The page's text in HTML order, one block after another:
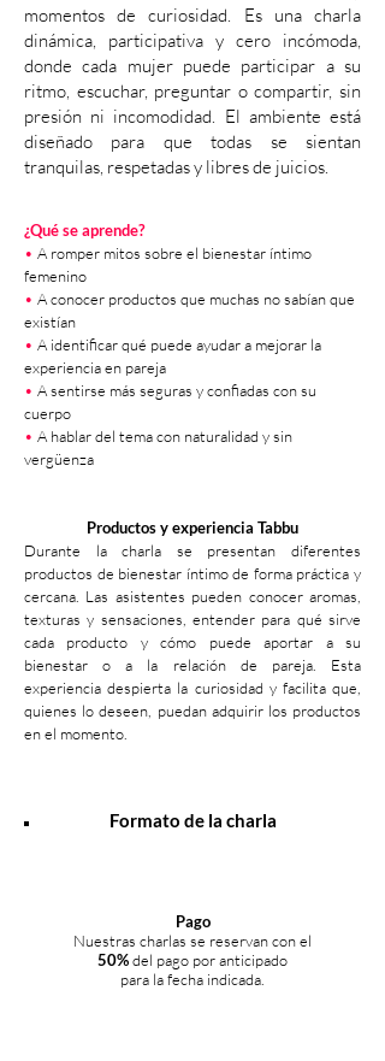
momentos de curiosidad. Es una charla
dinámica, participativa y cero incómoda,
donde cada mujer puede participar a su
ritmo, escuchar, preguntar o compartir, sin
presión ni incomodidad. El ambiente está
diseñado para que todas se sientan
tranquilas, respetadas y libres de juicios.
¿Qué se aprende?
• A romper mitos sobre el bienestar íntimo
femenino
• A conocer productos que muchas no sabían que
existían
• A identificar qué puede ayudar a mejorar la
experiencia en pareja
• A sentirse más seguras y confiadas con su
cuerpo
• A hablar del tema con naturalidad y sin
vergüenza
Productos y experiencia Tabbu
Durante la charla se presentan diferentes
productos de bienestar íntimo de forma práctica y
cercana. Las asistentes pueden conocer aromas,
texturas y sensaciones, entender para qué sirve
cada producto y cómo puede aportar a su
bienestar o a la relación de pareja. Esta
experiencia despierta la curiosidad y facilita que,
quienes lo deseen, puedan adquirir los productos
en el momento.
Pago
Nuestras charlas se reservan con el
50%del pago por anticipado
para la fecha indicada.
Formato de la charla